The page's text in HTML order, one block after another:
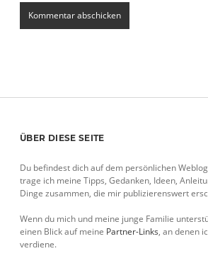
Sidebar
ÜBER DIESE SEITE
Du befindest dich auf dem persönlichen
trage ich meine Tipps, Gedanken, Ideen,
Dinge zusammen, die mir publizierenswert
Wenn du mich und meine junge Familie
einen Blick auf meine Partner-Links, an denen
verdiene.